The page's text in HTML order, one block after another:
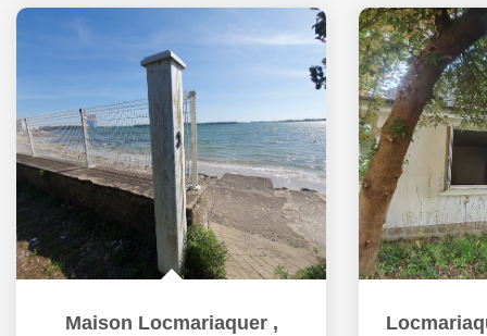
Maison Locmariaquer ,